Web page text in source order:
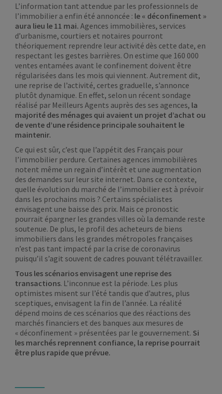
L’information tant attendue par les professionnels de
l’immobilier a enfin été annoncée : le « déconfinement »
aura lieu le 11 mai. Agences immobilières, services
d’urbanisme, courtiers et notaires pourront
théoriquement reprendre leur activité dès cette date, en
respectant les gestes barrières. On estime que 160 000
ventes entamées avant le confinement doivent être
régularisées dans les mois qui viennent. Autrement dit,
une reprise de l’activité, certes graduelle, s’annonce
plutôt dynamique. En effet, selon un récent sondage
réalisé par Meilleurs Agents auprès des ses agences, la
majorité des ménages qui avaient un projet d’achat ou
de vente d’une résidence principale souhaitent le
maintenir.
Ce qui est sûr, c’est que l’appétit des Français pour
l’immobilier perdure. Certaines agences immobilières
notent même un regain d’intérêt et une augmentation
des demandes sur leur site internet. Dans ce contexte,
quelle évolution du marché de l’immobilier est à prévoir
dans les prochains mois ? Certains spécialistes
envisagent une baisse des prix. Mais ce pronostic
pourrait épargner les grandes villes où la demande reste
soutenue. De plus, le profil des acheteurs de biens
immobiliers dans les grandes métropoles françaises
n’est pas tant impacté par la crise de coronavirus
puisqu’il s’agit souvent de cadres pouvant télétravailler.
Tous les scénarios envisagent une reprise des
transactions. L’inconnue est la période. Les plus
optimistes misent sur l’été tandis que d’autres, plus
sceptiques, envisagent la fin de l’année. La réalité
dépend moins de ces scénarios que des réactions des
marchés financiers et des banques aux mesures de
« déconfinement » présentées par le gouvernement. Si
les marchés reprennent confiance, la reprise pourrait
être plus rapide que prévue.